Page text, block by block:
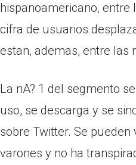
hispanoamericano, entre
cifra de usuarios
estan, ademas, entre las
La nA? 1 del segmento
uso, se descarga y se
sobre Twitter. Se
varones y no ha